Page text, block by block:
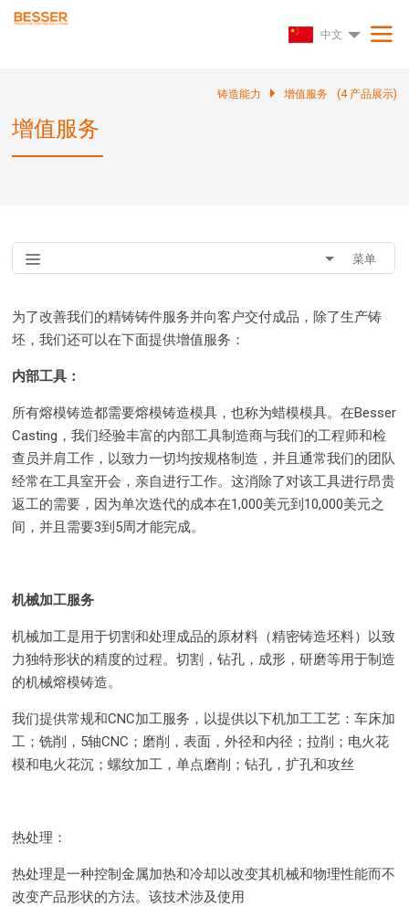
中文
铸造能力 增值服务 (4产品展示)
增值服务
菜单
为了改善我们的精铸铸件服务并向客户交付成品，除了生产铸
坯，我们还可以在下面提供增值服务：
内部工具 ：
所有熔模铸造都需要熔模铸造模具，也称为蜡模模具。在Besser
Casting，我们经验丰富的内部工具制造商与我们的工程师和检
查员并肩工作，以致力一切均按规格制造，并且通常我们的团队
经常在工具室开会，亲自进行工作。这消除了对该工具进行昂贵
返工的需要，因为单次迭代的成本在1,000美元到10,000美元之
间，并且需要3到5周才能完成。
机械加工服务
机械加工是用于切割和处理成品的原材料（精密铸造坯料）以致
力独特形状的精度的过程。切割，钻孔，成形，研磨等用于制造
的机械熔模铸造。
我们提供常规和CNC加工服务，以提供以下机加工工艺：车床加
工；铣削，5轴CNC；磨削，表面，外径和内径；拉削；电火花
模和电火花沉；螺纹加工，单点磨削；钻孔，扩孔和攻丝
热处理：
热处理是一种控制金属加热和冷却以改变其机械和物理性能而不
改变产品形状的方法。该技术涉及使用